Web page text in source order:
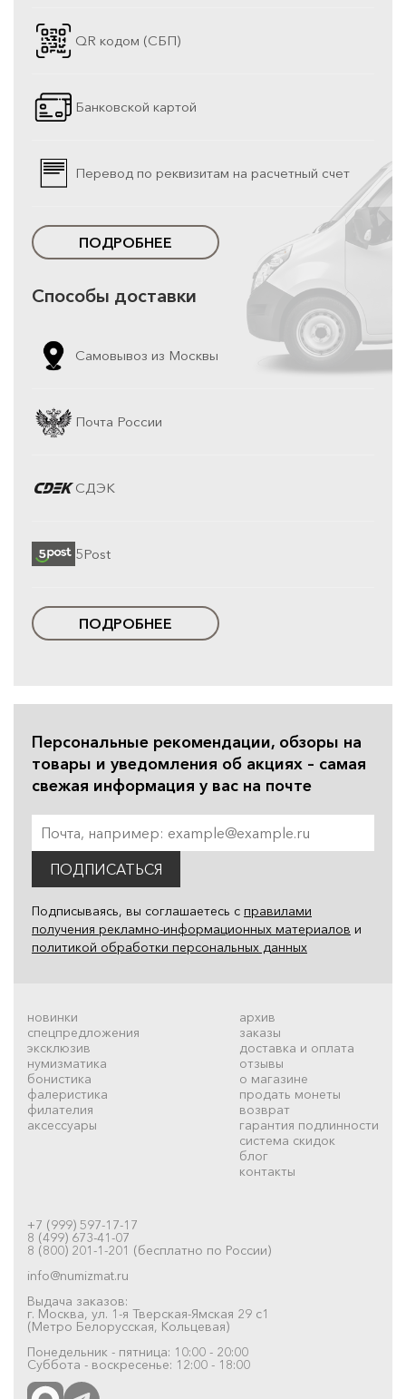
QR кодом (СБП)
Банковской картой
Перевод по реквизитам на расчетный счет
ПОДРОБНЕЕ
Способы доставки
Самовывоз из Москвы
Почта России
СДЭК
5Post
ПОДРОБНЕЕ
Персональные рекомендации, обзоры на
товары и уведомления об акциях – самая
свежая информация у вас на почте
ПОДПИСАТЬСЯ
Подписываясь, вы соглашаетесь с правилами
получения рекламно-информационных материалов и
политикой обработки персональных данных
новинки
спецпредложения
эксклюзив
нумизматика
бонистика
фалеристика
филателия
аксессуары
архив
заказы
доставка и оплата
отзывы
о магазине
продать монеты
возврат
гарантия подлинности
система скидок
блог
контакты
+7 (999) 597-17-17
8 (499) 673-41-07
8 (800) 201-1-201 (бесплатно по России)
info@numizmat.ru
Выдача заказов:
г. Москва, ул. 1-я Тверская-Ямская 29 с1
(Метро Белорусская, Кольцевая)
Понедельник - пятница: 10:00 - 20:00
Суббота - воскресенье: 12:00 - 18:00